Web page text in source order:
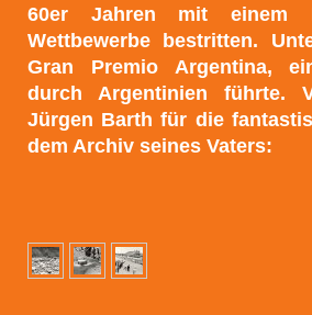
60er Jahren mit einem
Wettbewerbe bestritten.
Gran Premio Argentina,
durch Argentinien führte.
Jürgen Barth für die
dem Archiv seines Vaters: